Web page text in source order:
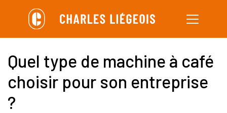
contenu
principal
Quel type de machine à café
choisir pour son entreprise
?